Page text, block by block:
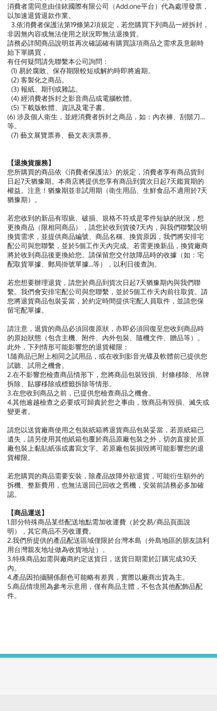
消費者需同意由佳銥國際有限公司（Add.one平台）代為處理發票，
以加速退貨退款作業。
3.依消費者保護法第19條第2項規定，若您購買下列商品一經拆封，
非因無內容或無法使用之狀況即無法退換貨。
請務必詳閱商品說明並再次確認確有購買該項商品之需求及意願時
始下單購買，
有任何疑問請先聯繫本公司詢問：
(1) 易於腐敗、保存期限較短或解約時即將逾期。
(2) 客製化之商品。
(3) 報紙、期刊或雜誌。
(4) 經消費者拆封之影音商品或電腦軟體。
(5) 下載版軟體、資訊及電子書。
(6) 涉及個人衛生，並經消費者拆封之商品，如：內衣褲、刮鬍刀…
等。
(7) 藝文展覽票券、藝文表演票券。
【退換貨服務】
您所購買的商品依《消費者保護法》的規定，消費者享有商品貨到
日起7天猶豫期。本商店將提供您享有商品到貨次日起7天鑑賞期的
權益。注意！猶豫期並非試用期（衛生用品、生鮮食品不適用於7天
猶豫期）。
若您收到的新品有瑕疵、破損、規格不符或是零件短缺的狀況，想
更換商品（限相同商品），請您於收到貨後7天內，與我們聯繫說明
換貨需求，並提供商品編號、商品名稱、換貨原因，我們將安排宅
配公司與您聯繫，並於5個工作天內完成。若需更換新品，換貨廠商
將於收到商品後更換給您。請保留您交付故障品時的收據（如：宅
配取貨單據、郵局掛號單據...等），以利日後查詢。
若您想要辦理退貨，請您於商品到貨次日起7天猶豫期內與我們聯
繫。我們會安排宅配公司與您聯繫，並於5個工作天內前往取貨。請
您將退貨商品包裝妥當，於約定時間提供宅配人員取件，並請您保
留宅配單據。
請注意，退貨的商品必須回復原狀，亦即必須回復至您收到商品時
的原始狀態（包含主機、附件、內外包裝、隨機文件、贈品等）。
此外，下列情形可能影響您的退貨權限：
1.隨商品已附上相同之試用品，或在收到影音光碟及軟體前已提供您
試聽、試用之機會。
2.在不影響您檢查商品情形下，您將商品包裝毀損、封條移除、吊牌
拆除、貼膠移除或標籤拆除等情形。
3.在您收到商品之前，已提供您檢查商品之機會。
4.其他逾越檢查之必要或可歸責於您之事由，致商品有毀損、滅失或
變更者。
請您以送貨廠商使用之包裝紙箱將退貨商品包裝妥當，若原紙箱已
遺失，請另使用其他紙箱包覆於商品原廠包裝之外，切勿直接於原
廠包裝上黏貼紙張或書寫文字。若原廠包裝損毀將可能影響您的退
貨權限。
若您購買的商品需要安裝，除產品故障外欲退貨，可能衍生額外的
拆機、整新費用，也無法退回已回收之舊機，安裝前請務必多加確
認。
【商品運送】
1.部分特殊商品某些配送地點需加收運費（於交易/商品頁面說
明），其它商品不另收運費。
2.我們所提供的產品配送區域僅限於台灣本島（外島地區的朋友請利
用台灣親友地址做為收貨地址）。
3.特殊商品如需與廠商約定送貨日，送貨日期需於訂購完成30天
內。
4.產品因拍攝關係顏色可能略有差異，實際以廠商出貨為主。
5.商品情境照為參考示意用，僅有商品主體，不包含其他配飾品配
件。